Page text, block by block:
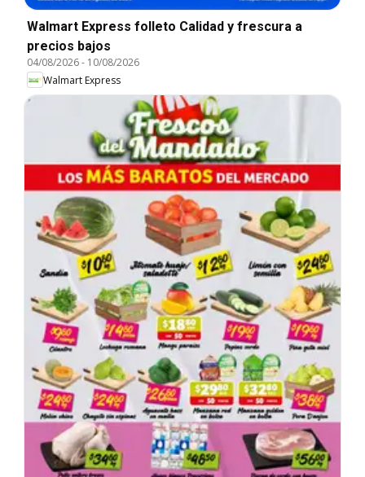
Walmart Express folleto Calidad y frescura a
precios bajos
04/08/2026- 10/08/2026
Walmart Express